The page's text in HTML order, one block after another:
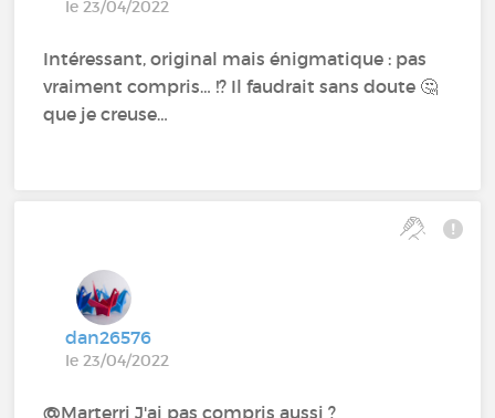
le 23/04/2022
Intéressant, original mais énigmatique : pas
vraiment compris… !? Il faudrait sans doute 🤔
que je creuse…
dan26576
le 23/04/2022
@Marterri J'ai pas compris aussi ?